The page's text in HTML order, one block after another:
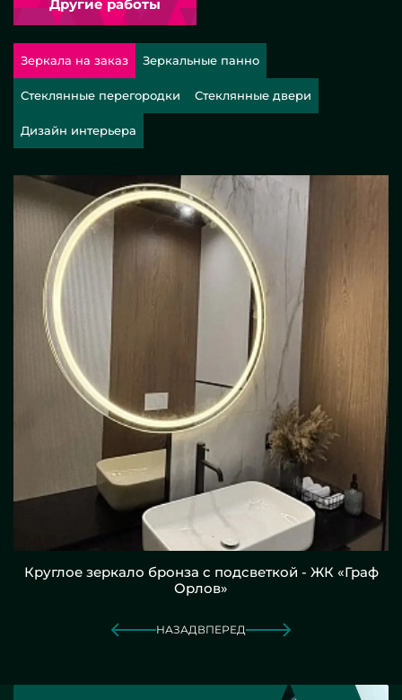
Другие работы
Зеркала на заказ Зеркальные панно
Стеклянные перегородки Стеклянные двери
Дизайн интерьера
Круглое зеркало бронза с подсветкой - ЖК «Граф
Орлов»
НАЗАДВПЕРЕД